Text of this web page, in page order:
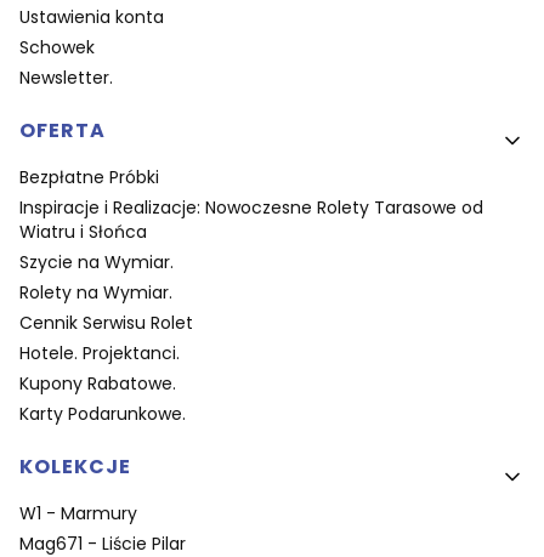
Ustawienia konta
Schowek
Newsletter.
OFERTA
Bezpłatne Próbki
Inspiracje i Realizacje: Nowoczesne Rolety Tarasowe od
Wiatru i Słońca
Szycie na Wymiar.
Rolety na Wymiar.
Cennik Serwisu Rolet
Hotele. Projektanci.
Kupony Rabatowe.
Karty Podarunkowe.
KOLEKCJE
W1 - Marmury
Mag671 - Liście Pilar